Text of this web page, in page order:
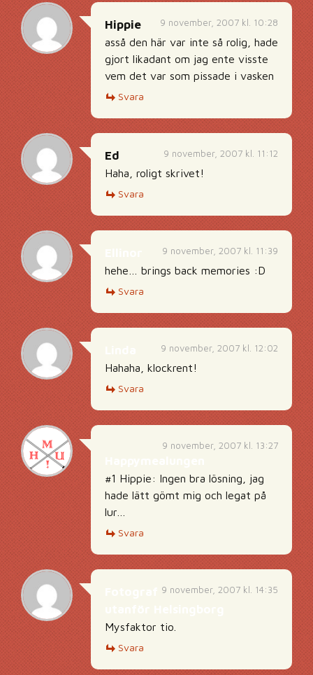
9 november, 2007 kl. 10:28
Hippie
asså den här var inte så rolig, hade
gjort likadant om jag ente visste
vem det var som pissade i vasken
Svara
9 november, 2007 kl. 11:12
Ed
Haha, roligt skrivet!
Svara
9 november, 2007 kl. 11:39
hehe… brings back memories :D
Svara
9 november, 2007 kl. 12:02
Hahaha, klockrent!
Svara
9 november, 2007 kl. 13:27
#1 Hippie: Ingen bra lösning, jag
hade lätt gömt mig och legat på
lur…
Svara
9 november, 2007 kl. 14:35
Mysfaktor tio.
Svara